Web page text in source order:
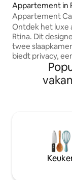
Appartement in
Appartement
tuin en jacuzzi
Ontdek het luxe
Rtina. Dit
twee
biedt privacy,
een eigen
locatie, op
rijden van de
zult betoverd
prachtige
zee en de
belangrijkste